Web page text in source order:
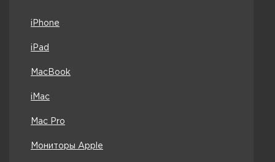
iPhone
iPad
MacBook
iMac
Mac Pro
Мониторы Apple